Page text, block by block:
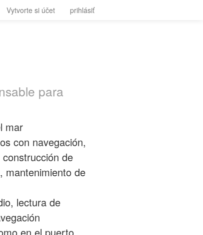
Vytvorte si účet prihlásiť
para
mar
con navegación,
de
mantenimiento de
lectura de